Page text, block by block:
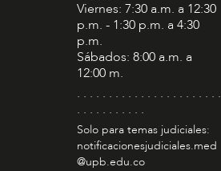
Viernes: 7:30 a.m. a 12:30
p.m. - 1:30 p.m. a 4:30
p.m.
Sábados: 8:00 a.m. a
12:00 m.
. . . . . . . . . . . . . . . . . . . . . . .
. . . . . . . . . . .
Solo para temas judiciales:
notificacionesjudiciales.med
@upb.edu.co